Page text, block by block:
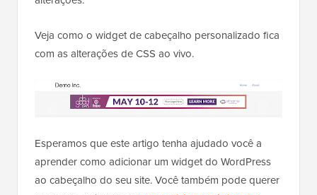
Simplesmente adicione o código CSS que
mostramos acima à caixa ‘CSS Adicional’.
Depois de terminar de adicionar seu CSS, certifique-